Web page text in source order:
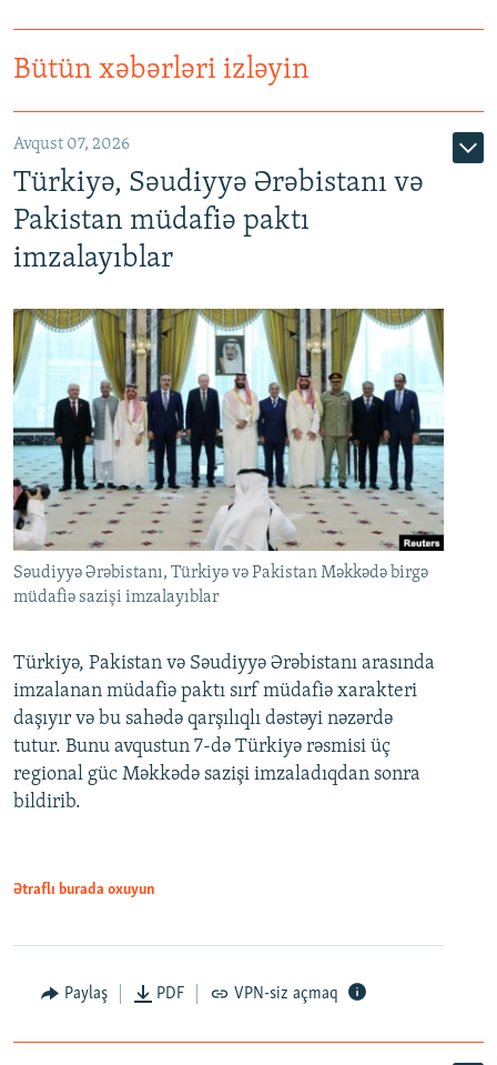
Bütün xəbərləri izləyin
Avqust 07, 2026
Türkiyə, Səudiyyə Ərəbistanı və
Pakistan müdafiə paktı
imzalayıblar
Səudiyyə Ərəbistanı, Türkiyə və Pakistan Məkkədə birgə
müdafiə sazişi imzalayıblar
Türkiyə, Pakistan və Səudiyyə Ərəbistanı arasında
imzalanan müdafiə paktı sırf müdafiə xarakteri
daşıyır və bu sahədə qarşılıqlı dəstəyi nəzərdə
tutur. Bunu avqustun 7-də Türkiyə rəsmisi üç
regional güc Məkkədə sazişi imzaladıqdan sonra
bildirib.
Ətraflı burada oxuyun
Paylaş PDF VPN-siz açmaq